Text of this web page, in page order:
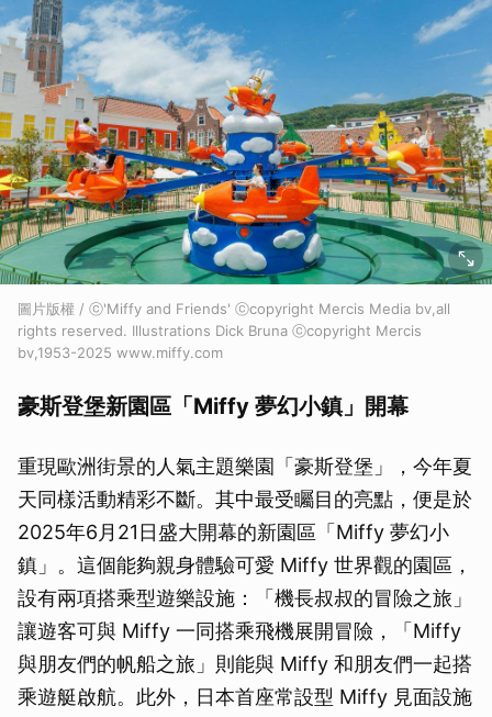
圖片版權 / ⓒ'Miffy and Friends' ⓒcopyright Mercis Media bv,all
rights reserved. Illustrations Dick Bruna ⓒcopyright Mercis
bv,1953-2025 www.miffy.com
豪斯登堡新園區「Miffy 夢幻小鎮」開幕
重現歐洲街景的人氣主題樂園「豪斯登堡」，今年夏
天同樣活動精彩不斷。其中最受矚目的亮點，便是於
2025年6月21日盛大開幕的新園區「Miffy 夢幻小
鎮」。這個能夠親身體驗可愛 Miffy 世界觀的園區，
設有兩項搭乘型遊樂設施：「機長叔叔的冒險之旅」
讓遊客可與 Miffy 一同搭乘飛機展開冒險，「Miffy
與朋友們的帆船之旅」則能與 Miffy 和朋友們一起搭
乘遊艇啟航。此外，日本首座常設型 Miffy 見面設施